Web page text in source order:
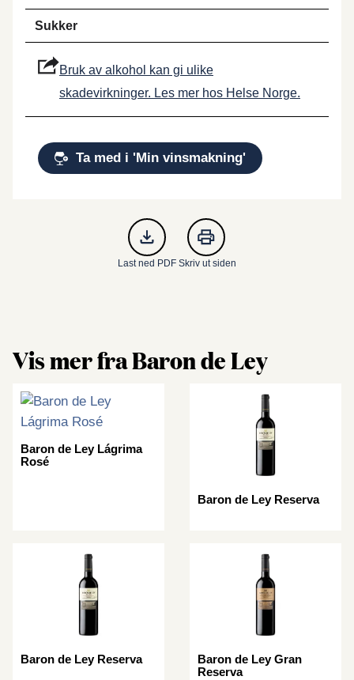
Sukker
Bruk av alkohol kan gi ulike
skadevirkninger. Les mer hos Helse Norge.
Ta med i 'Min vinsmakning'
Last ned PDF Skriv ut siden
Vis mer fra Baron de Ley
Baron de Ley Lágrima
Rosé
Baron de Ley Reserva
Baron de Ley Reserva
Baron de Ley Gran
Reserva